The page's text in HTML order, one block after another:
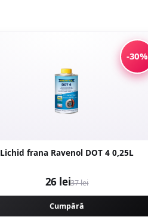
-30%
Lichid frana Ravenol DOT 4 0,25L
26 lei37 lei
Cumpără